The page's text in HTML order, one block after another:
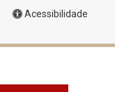
Acessibilidade